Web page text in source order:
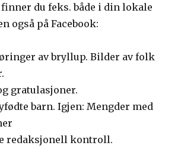
finner du feks. både i din lokale
også på Facebook:
av bryllup. Bilder av folk
gratulasjoner.
barn. Igjen: Mengder med
redaksjonell kontroll.